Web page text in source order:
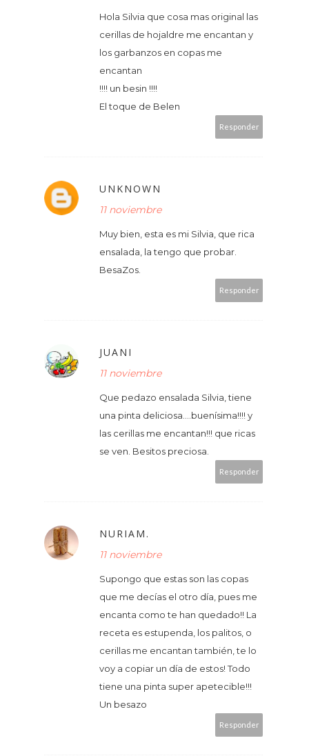
Hola Silvia que cosa mas original las
cerillas de hojaldre me encantan y
los garbanzos en copas me
encantan
!!!! un besin !!!!
El toque de Belen
Responder
UNKNOWN
11 noviembre
Muy bien, esta es mi Silvia, que rica
ensalada, la tengo que probar.
BesaZos.
Responder
JUANI
11 noviembre
Que pedazo ensalada Silvia, tiene
una pinta deliciosa....buenísima!!!! y
las cerillas me encantan!!! que ricas
se ven. Besitos preciosa.
Responder
NURIAM.
11 noviembre
Supongo que estas son las copas
que me decías el otro día, pues me
encanta como te han quedado!! La
receta es estupenda, los palitos, o
cerillas me encantan también, te lo
voy a copiar un día de estos! Todo
tiene una pinta super apetecible!!!
Un besazo
Responder